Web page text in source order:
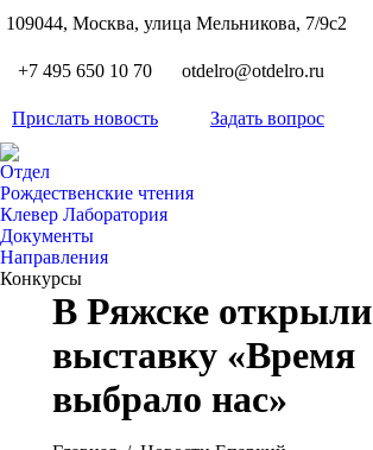
109044, Москва, улица Мельникова, 7/9с2
+7 495 650 10 70 otdelro@otdelro.ru
Прислать новость Задать вопрос
Отдел
Рождественские чтения
Клевер Лаборатория
Документы
Направления
Конкурсы
В Ряжске открыли
выставку «Время
выбрало нас»